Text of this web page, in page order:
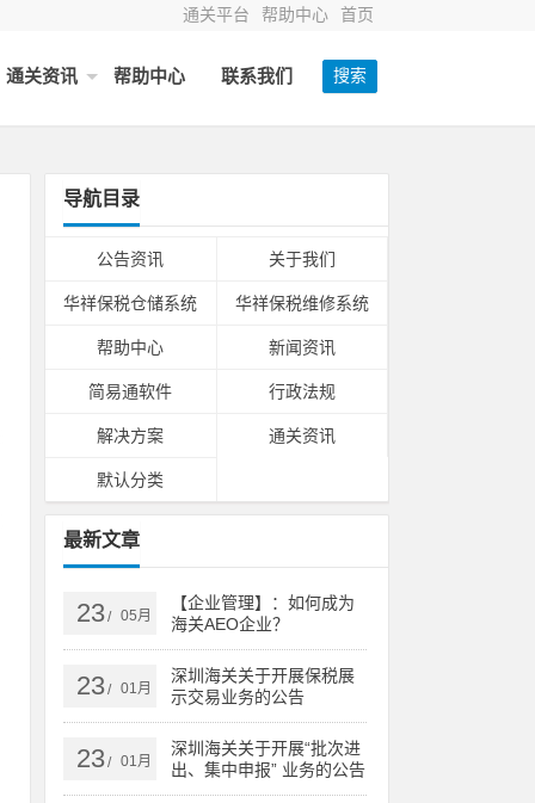
通关平台 帮助中心 首页
搜索
通关资讯 帮助中心 联系我们
导航目录
公告资讯 关于我们
华祥保税仓储系统 华祥保税维修系统
帮助中心 新闻资讯
简易通软件 行政法规
解决方案 通关资讯
默认分类
最新文章
23/ 05月
【企业管理】：如何成为
海关AEO企业？
23/ 01月
深圳海关关于开展保税展
示交易业务的公告
23/ 01月
深圳海关关于开展“批次进
出、集中申报” 业务的公告